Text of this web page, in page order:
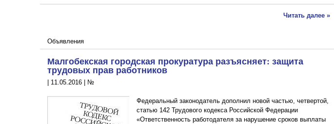
Читать далее »
Объявления
Малгобекская городская прокуратура разъясняет: защита
трудовых прав работников
11.05.2016 №
Федеральный законодатель дополнил новой частью, четвертой,
статью 142 Трудового кодекса Российской Федерации
«Ответственность работодателя за нарушение сроков выплаты